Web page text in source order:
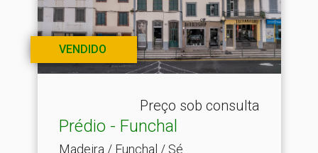
VENDIDO
Preço sob consulta
Prédio - Funchal
Madeira / Funchal / Sé